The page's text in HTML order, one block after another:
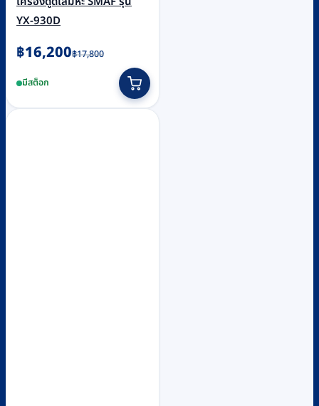
YX-930D
฿17,800
Original
was:
฿17,800.
฿16,200
Current
is:
฿16,200.
มีสต็อก